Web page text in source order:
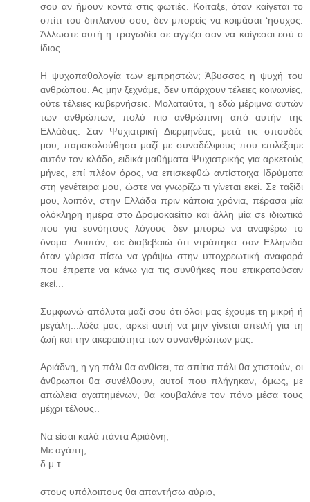
σου αν ήμουν κοντά στις φωτιές. Κοίταξε, όταν καίγεται το
σπίτι του διπλανού σου, δεν μπορείς να κοιμάσαι ‘ησυχος.
Άλλωστε αυτή η τραγωδία σε αγγίζει σαν να καίγεσαι εσύ ο
ίδιος...
Η ψυχοπαθολογία των εμπρηστών; Άβυσσος η ψυχή του
ανθρώπου. Ας μην ξεχνάμε, δεν υπάρχουν τέλειες κοινωνίες,
ούτε τέλειες κυβερνήσεις. Μολαταύτα, η εδώ μέριμνα αυτών
των ανθρώπων, πολύ πιο ανθρώπινη από αυτήν της
Ελλάδας. Σαν Ψυχιατρική Διερμηνέας, μετά τις σπουδές
μου, παρακολούθησα μαζί με συναδέλφους που επιλέξαμε
αυτόν τον κλάδο, ειδικά μαθήματα Ψυχιατρικής για αρκετούς
μήνες, επί πλέον όρος, να επισκεφθώ αντίστοιχα Ιδρύματα
στη γενέτειρα μου, ώστε να γνωρίζω τι γίνεται εκεί. Σε ταξίδι
μου, λοιπόν, στην Ελλάδα πριν κάποια χρόνια, πέρασα μία
ολόκληρη ημέρα στο Δρομοκαείτιο και άλλη μία σε ιδιωτικό
που για ευνόητους λόγους δεν μπορώ να αναφέρω το
όνομα. Λοιπόν, σε διαβεβαιώ ότι ντράπηκα σαν Ελληνίδα
όταν γύρισα πίσω να γράψω στην υποχρεωτική αναφορά
που έπρεπε να κάνω για τις συνθήκες που επικρατούσαν
εκεί...
Συμφωνώ απόλυτα μαζί σου ότι όλοι μας έχουμε τη μικρή ή
μεγάλη...λόξα μας, αρκεί αυτή να μην γίνεται απειλή για τη
ζωή και την ακεραιότητα των συνανθρώπων μας.
Αριάδνη, η γη πάλι θα ανθίσει, τα σπίτια πάλι θα χτιστούν, οι
άνθρωποι θα συνέλθουν, αυτοί που πλήγηκαν, όμως, με
απώλεια αγαπημένων, θα κουβαλάνε τον πόνο μέσα τους
μέχρι τέλους..
Να είσαι καλά πάντα Αριάδνη,
Με αγάπη,
δ.μ.τ.
στους υπόλοιπους θα απαντήσω αύριο,